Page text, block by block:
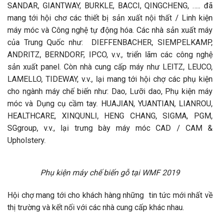
SANDAR, GIANTWAY, BURKLE, BACCI, QINGCHENG, ….. đã
mang tới hội chơ các thiết bị sản xuất nội thất / Linh kiện
máy móc và Công nghệ tự động hóa. Các nhà sản xuất máy
của Trung Quốc như: DIEFFENBACHER, SIEMPELKAMP,
ANDRITZ, BERNDORF, IPCO, v.v., triển lãm các công nghệ
sản xuất panel. Còn nhà cung cấp máy như LEITZ, LEUCO,
LAMELLO, TIDEWAY, v.v., lại mang tới hội chợ các phụ kiện
cho ngành máy chế biến như: Dao, Lưỡi dao, Phụ kiện máy
móc và Dụng cụ cầm tay. HUAJIAN, YUANTIAN, LIANROU,
HEALTHCARE, XINQUNLI, HENG CHANG, SIGMA, PGM,
SGgroup, v.v., lại trưng bày máy móc CAD / CAM &
Upholstery.
Phụ kiện máy chế biến gỗ tại WMF 2019
Hội chợ mang tới cho khách hàng những tin tức mới nhất về
thị trường và kết nối với các nhà cung cấp khác nhau.